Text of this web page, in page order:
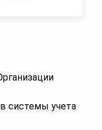
системы учета